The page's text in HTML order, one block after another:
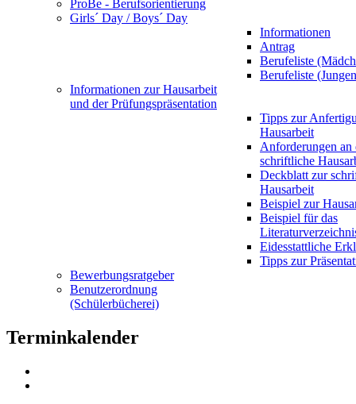
ProBe - Berufsorientierung
Girls´ Day / Boys´ Day
Informationen
Antrag
Berufeliste
Berufeliste
Informationen zur Hausarbeit
und der Prüfungspräsentation
Tipps zur
Hausarbeit
Anforderungen an
schriftliche
Deckblatt zur
Hausarbeit
Beispiel zur
Beispiel für das
Eidesstattliche
Tipps zur
Bewerbungsratgeber
Benutzerordnung
(Schülerbücherei)
Terminkalender